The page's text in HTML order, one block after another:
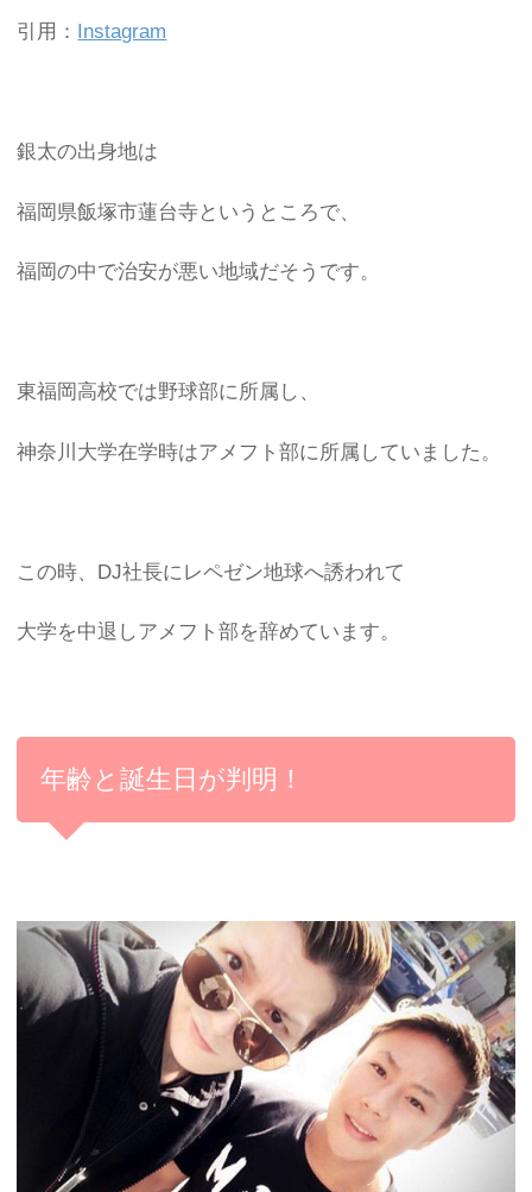
引用： Instagram
銀太の出身地は
福岡県飯塚市蓮台寺というところで、
福岡の中で治安が悪い地域だそうです。
東福岡高校では野球部に所属し、
神奈川大学在学時はアメフト部に所属していました。
この時、DJ社長にレペゼン地球へ誘われて
大学を中退しアメフト部を辞めています。
年齢と誕生日が判明！